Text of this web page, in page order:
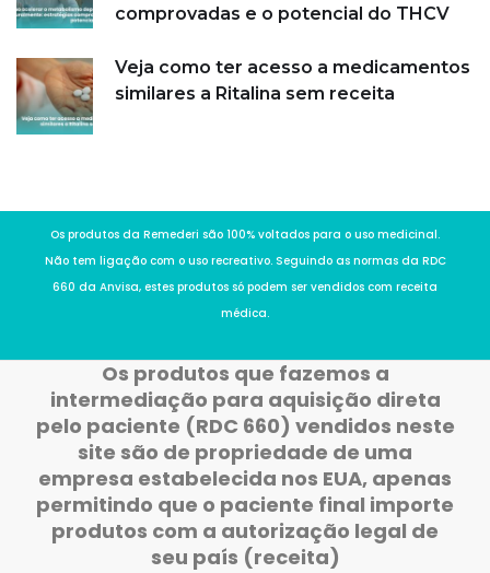
comprovadas e o potencial do THCV
Veja como ter acesso a medicamentos
similares a Ritalina sem receita
Os produtos da Remederi são 100% voltados para o uso medicinal.
Não tem ligação com o uso recreativo. Seguindo as normas da RDC
660 da Anvisa, estes produtos só podem ser vendidos com receita
médica.
Os produtos que fazemos a
intermediação para aquisição direta
pelo paciente (RDC 660) vendidos neste
site são de propriedade de uma
empresa estabelecida nos EUA, apenas
permitindo que o paciente final importe
produtos com a autorização legal de
seu país (receita)